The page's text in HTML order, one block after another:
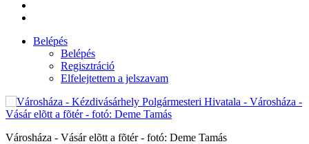
Belépés
Belépés
Regisztráció
Elfelejtettem a jelszavam
Városháza - Vásár elõtt a fõtér - fotó: Deme Tamás